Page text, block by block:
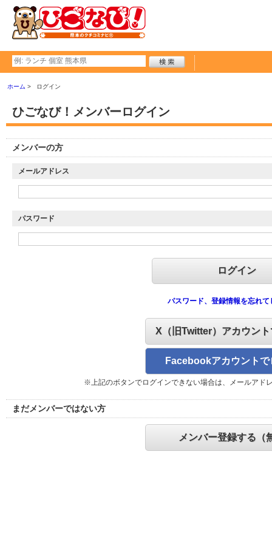
ホーム ログイン
ひごなび！メンバーログイン
メンバーの方
メールアドレス
パスワード
パスワード、登録情報を忘れて
X（旧Twitter）アカウン
Facebookアカウントで
※上記のボタンでログインできない場合は、メールアド
まだメンバーではない方
メンバー登録する（